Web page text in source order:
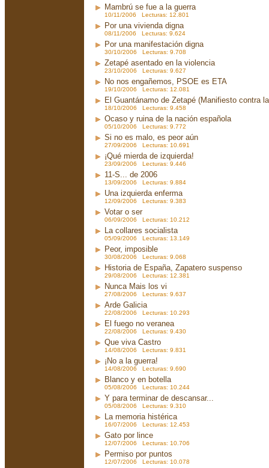
Mambrú se fue a la guerra
10/11/2006 Lecturas: 12.801
Por una vivienda digna
08/11/2006 Lecturas: 9.624
Por una manifestación digna
30/10/2006 Lecturas: 9.708
Zetapé asentado en la violencia
23/10/2006 Lecturas: 9.627
No nos engañemos, PSOE es ETA
19/10/2006 Lecturas: 12.081
El Guantánamo de Zetapé (Manifiesto contra
18/10/2006 Lecturas: 9.458
Ocaso y ruina de la nación española
05/10/2006 Lecturas: 9.772
Si no es malo, es peor aún
27/09/2006 Lecturas: 10.691
¡Qué mierda de izquierda!
23/09/2006 Lecturas: 9.446
11-S... de 2006
13/09/2006 Lecturas: 9.884
Una izquierda enferma
12/09/2006 Lecturas: 9.383
Votar o ser
06/09/2006 Lecturas: 10.212
La collares socialista
05/09/2006 Lecturas: 13.149
Peor, imposible
30/08/2006 Lecturas: 9.068
Historia de España, Zapatero suspenso
29/08/2006 Lecturas: 12.381
Nunca Mais los vi
27/08/2006 Lecturas: 9.637
Arde Galicia
22/08/2006 Lecturas: 10.293
El fuego no veranea
22/08/2006 Lecturas: 9.430
Que viva Castro
14/08/2006 Lecturas: 9.831
¡No a la guerra!
14/08/2006 Lecturas: 9.690
Blanco y en botella
05/08/2006 Lecturas: 10.244
Y para terminar de descansar...
05/08/2006 Lecturas: 9.310
La memoria histérica
16/07/2006 Lecturas: 12.453
Gato por lince
12/07/2006 Lecturas: 10.706
Permiso por puntos
12/07/2006 Lecturas: 10.078